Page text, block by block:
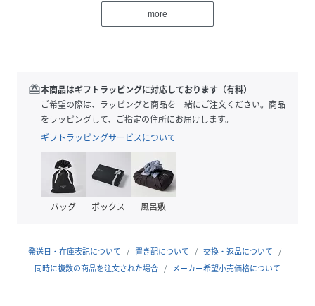
ナイロンの軽快さとレザーのきちんと感を両立した、まさに
理想的なバッグ。
ナイロン生地は、深みのある発色と上品なツヤ感が魅力。ま
た、小雨や汚れをはじく弱撥水加工が施されており、軽くて
丈夫です。
ショルダーベルトは1本のベルトが分解可能なため、長さ調
整ができ3WAYでお楽しみいただけます。
③斜め掛け
more
redeem本商品はギフトラッピングに対応しております（有料）
ご希望の際は、ラッピングと商品を一緒にご注文ください。商品
をラッピングして、ご指定の住所にお届けします。
ギフトラッピングサービスについて
バッグ ボックス 風呂敷
発送日・在庫表記について 置き配について
交換・返品について
同時に複数の商品を注文された場合
メーカー希望小売価格について